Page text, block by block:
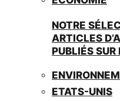
NOTRE
ARTICLES
PUBLIÉS
ETATS-UNIS